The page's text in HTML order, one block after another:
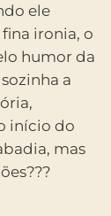
ele
ironia, o
humor da
a
início do
mas